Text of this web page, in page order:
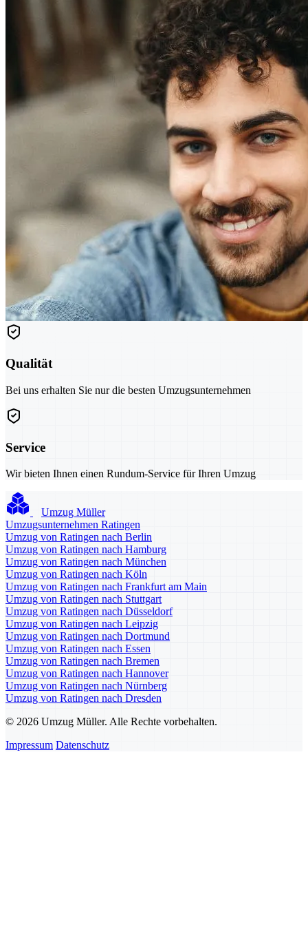
Qualität
Bei uns erhalten Sie nur die besten Umzugsunternehmen
Service
Wir bieten Ihnen einen Rundum-Service für Ihren Umzug
Umzug Müller
Umzugsunternehmen Ratingen
Umzug von Ratingen nach Berlin
Umzug von Ratingen nach Hamburg
Umzug von Ratingen nach München
Umzug von Ratingen nach Köln
Umzug von Ratingen nach Frankfurt am Main
Umzug von Ratingen nach Stuttgart
Umzug von Ratingen nach Düsseldorf
Umzug von Ratingen nach Leipzig
Umzug von Ratingen nach Dortmund
Umzug von Ratingen nach Essen
Umzug von Ratingen nach Bremen
Umzug von Ratingen nach Hannover
Umzug von Ratingen nach Nürnberg
Umzug von Ratingen nach Dresden
© 2026 Umzug Müller. Alle Rechte vorbehalten.
Impressum Datenschutz